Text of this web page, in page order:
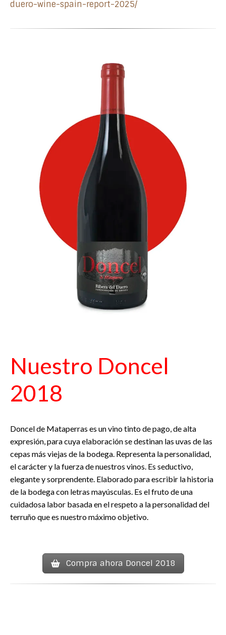
duero-wine-spain-report-2025/
Nuestro Doncel
2018
Doncel de Mataperras es un vino tinto de pago, de alta
expresión, para cuya elaboración se destinan las uvas de las
cepas más viejas de la bodega. Representa la personalidad,
el carácter y la fuerza de nuestros vinos. Es seductivo,
elegante y sorprendente. Elaborado para escribir la historia
de la bodega con letras mayúsculas. Es el fruto de una
cuidadosa labor basada en el respeto a la personalidad del
terruño que es nuestro máximo objetivo.
Compra ahora Doncel 2018